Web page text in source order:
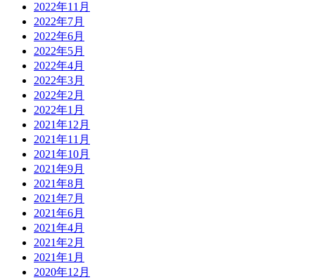
2022年11月
2022年7月
2022年6月
2022年5月
2022年4月
2022年3月
2022年2月
2022年1月
2021年12月
2021年11月
2021年10月
2021年9月
2021年8月
2021年7月
2021年6月
2021年4月
2021年2月
2021年1月
2020年12月